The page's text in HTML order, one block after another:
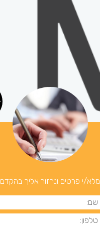
מלא/י פרטים ונחזור אליך בהקדם